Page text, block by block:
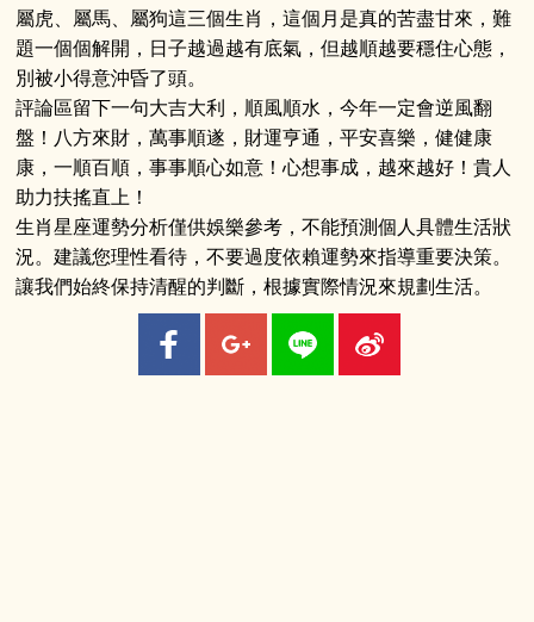
屬虎、屬馬、屬狗這三個生肖，這個月是真的苦盡甘來，難
題一個個解開，日子越過越有底氣，但越順越要穩住心態，
別被小得意沖昏了頭。
評論區留下一句大吉大利，順風順水，今年一定會逆風翻
盤！八方來財，萬事順遂，財運亨通，平安喜樂，健健康
康，一順百順，事事順心如意！心想事成，越來越好！貴人
助力扶搖直上！
生肖星座運勢分析僅供娛樂參考，不能預測個人具體生活狀
況。建議您理性看待，不要過度依賴運勢來指導重要決策。
讓我們始終保持清醒的判斷，根據實際情況來規劃生活。